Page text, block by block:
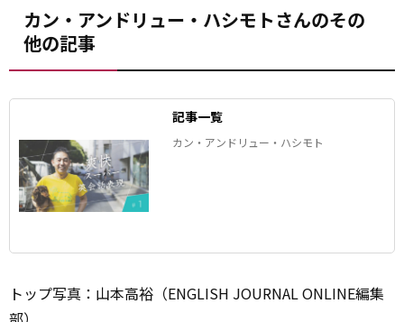
カン・アンドリュー・ハシモトさんのその
他の記事
記事一覧
カン・アンドリュー・ハシモト
トップ写真：山本高裕（ENGLISH JOURNAL ONLINE編集